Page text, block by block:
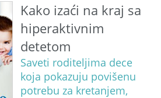
Kako izaći na kraj sa
hiperaktivnim
detetom
Saveti roditeljima dece
koja pokazuju povišenu
potrebu za kretanjem,